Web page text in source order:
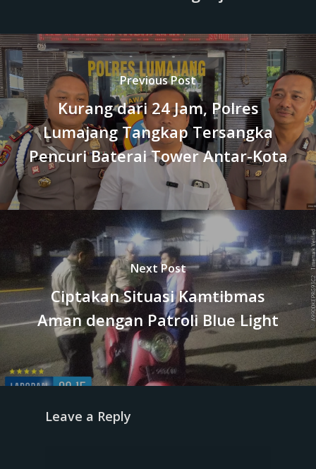
Previous Post
Kurang dari 24 Jam, Polres
Lumajang Tangkap Tersangka
Pencuri Baterai Tower Antar-Kota
Next Post
Ciptakan Situasi Kamtibmas
Aman dengan Patroli Blue Light
Leave a Reply